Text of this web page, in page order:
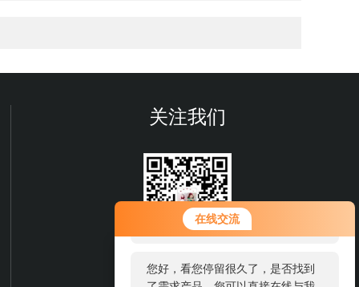
在线交流
您好！欢迎前来咨询，很高兴为您
服务，请问您要咨询什么问题呢？
您好，看您停留很久了，是否找到
关注我们
了解更多信息